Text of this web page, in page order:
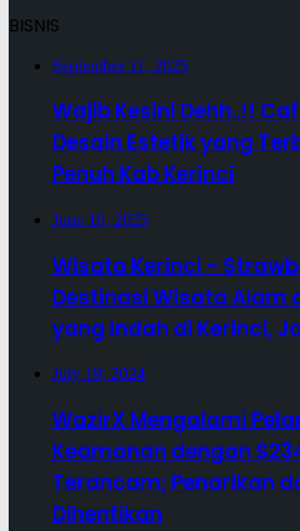
BISNIS
September 11, 2025
Wajib Kesini Dehh..!!
Desain Estetik yang
Penuh Kab Kerinci
June 10, 2025
Wisata Kerinci –
Destinasi Wisata Alam
yang Indah di Kerinci,
July 19, 2024
WazirX Mengalami
Keamanan dengan
Terancam; Penarikan
Dihentikan